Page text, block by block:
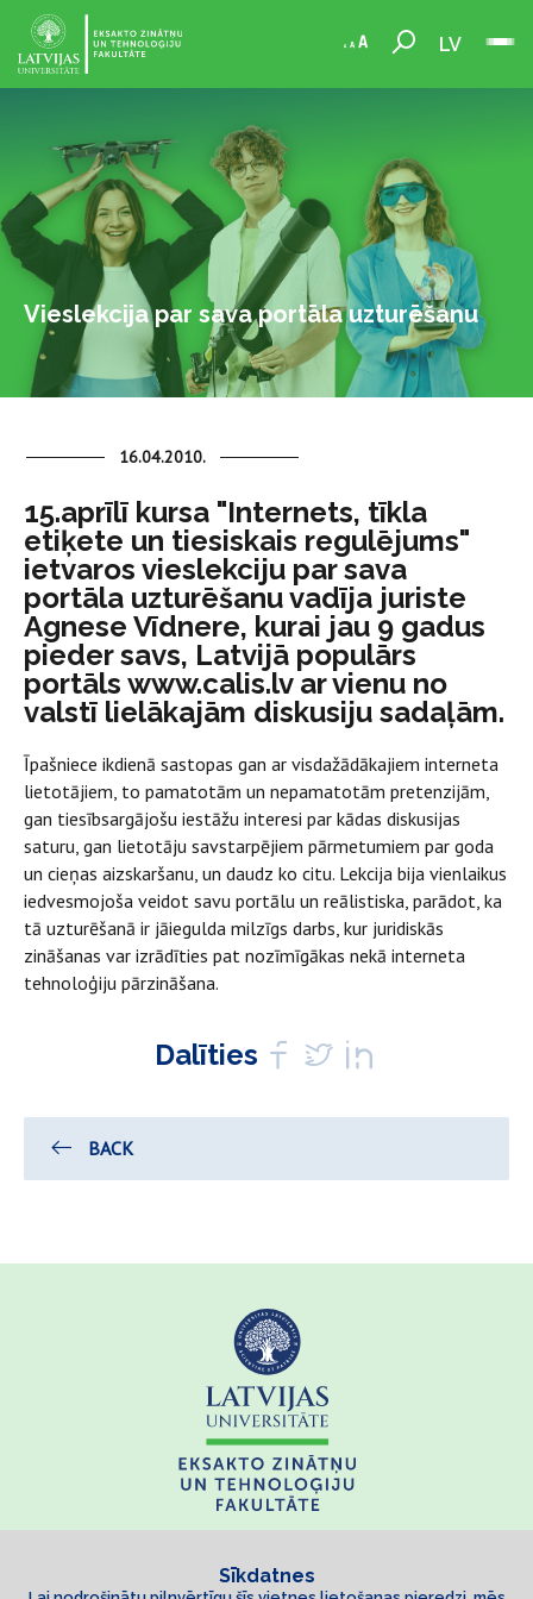
LV
Vieslekcija par sava portāla uzturēšanu
16.04.2010.
15.aprīlī kursa "Internets, tīkla
etiķete un tiesiskais regulējums"
ietvaros vieslekciju par sava
portāla uzturēšanu vadīja juriste
Agnese Vīdnere, kurai jau 9 gadus
pieder savs, Latvijā populārs
portāls www.calis.lv ar vienu no
valstī lielākajām diskusiju sadaļām.
Īpašniece ikdienā sastopas gan ar visdažādākajiem interneta
lietotājiem, to pamatotām un nepamatotām pretenzijām,
gan tiesībsargājošu iestāžu interesi par kādas diskusijas
saturu, gan lietotāju savstarpējiem pārmetumiem par goda
un cieņas aizskaršanu, un daudz ko citu. Lekcija bija vienlaikus
iedvesmojoša veidot savu portālu un reālistiska, parādot, ka
tā uzturēšanā ir jāiegulda milzīgs darbs, kur juridiskās
zināšanas var izrādīties pat nozīmīgākas nekā interneta
tehnoloģiju pārzināšana.
Dalīties
BACK
Sīkdatnes